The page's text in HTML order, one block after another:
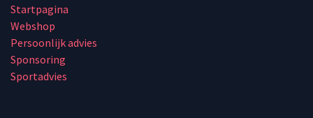
Startpagina
Webshop
Persoonlijk advies
Sponsoring
Sportadvies